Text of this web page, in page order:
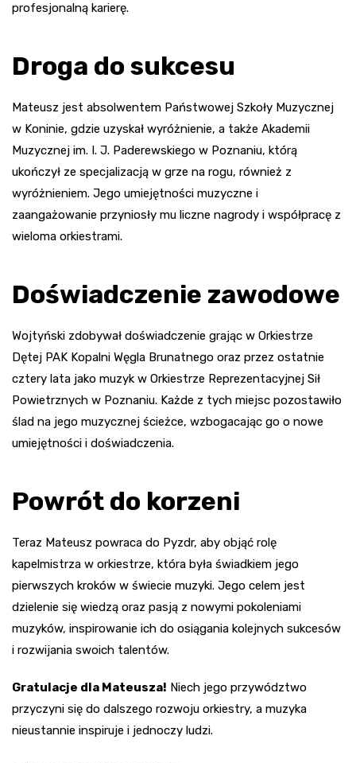
profesjonalną karierę.
Droga do sukcesu
Mateusz jest absolwentem Państwowej Szkoły Muzycznej
w Koninie, gdzie uzyskał wyróżnienie, a także Akademii
Muzycznej im. I. J. Paderewskiego w Poznaniu, którą
ukończył ze specjalizacją w grze na rogu, również z
wyróżnieniem. Jego umiejętności muzyczne i
zaangażowanie przyniosły mu liczne nagrody i współpracę z
wieloma orkiestrami.
Doświadczenie zawodowe
Wojtyński zdobywał doświadczenie grając w Orkiestrze
Dętej PAK Kopalni Węgla Brunatnego oraz przez ostatnie
cztery lata jako muzyk w Orkiestrze Reprezentacyjnej Sił
Powietrznych w Poznaniu. Każde z tych miejsc pozostawiło
ślad na jego muzycznej ścieżce, wzbogacając go o nowe
umiejętności i doświadczenia.
Powrót do korzeni
Teraz Mateusz powraca do Pyzdr, aby objąć rolę
kapelmistrza w orkiestrze, która była świadkiem jego
pierwszych kroków w świecie muzyki. Jego celem jest
dzielenie się wiedzą oraz pasją z nowymi pokoleniami
muzyków, inspirowanie ich do osiągania kolejnych sukcesów
i rozwijania swoich talentów.
Gratulacje dla Mateusza! Niech jego przywództwo
przyczyni się do dalszego rozwoju orkiestry, a muzyka
nieustannie inspiruje i jednoczy ludzi.